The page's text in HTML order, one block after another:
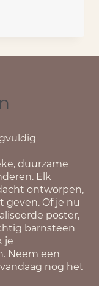
duurzame
Elk
ontworpen,
geven. Of je nu
poster,
barnsteen
je
Neem een
nog het